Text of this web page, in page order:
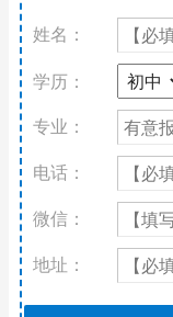
姓名：
学历：
专业：
电话：
微信：
地址：